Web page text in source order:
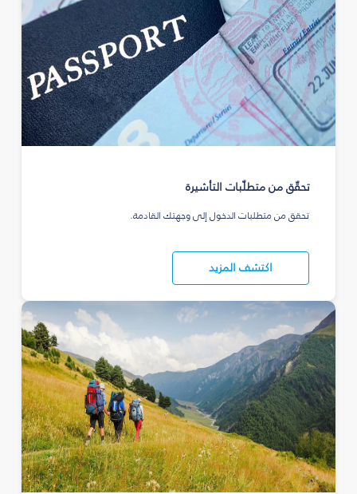
تحقّق من متطلّبات التأشيرة
تحقق من متطلبات الدخول إلى وجهتك القادمة.
اكتشف المزيد